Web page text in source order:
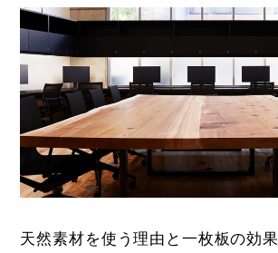
天然素材を使う理由と一枚板の効果